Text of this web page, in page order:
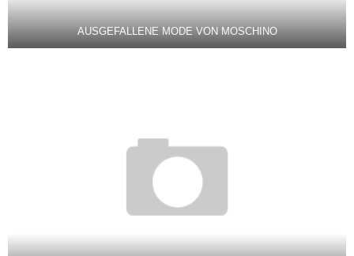
AUSGEFALLENE MODE VON MOSCHINO